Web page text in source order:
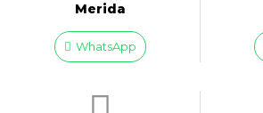
Merida
WhatsApp